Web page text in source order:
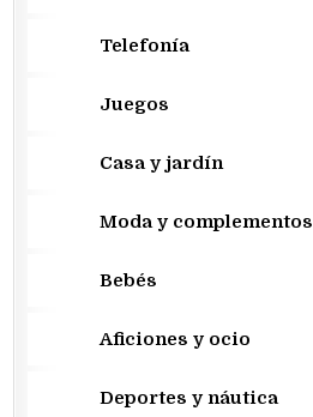
Telefonía
Juegos
Casa y jardín
Moda y complementos
Bebés
Aficiones y ocio
Deportes y náutica